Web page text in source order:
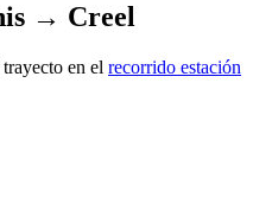
→ Creel
en el recorrido estación